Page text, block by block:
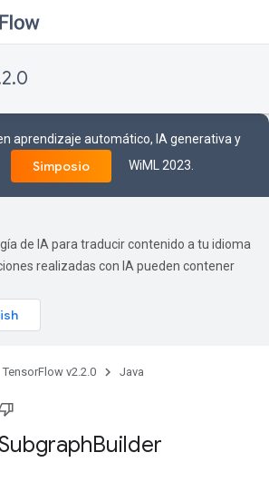
aprendizaje automático, IA generativa y
Simposio WiML 2023.
de IA para traducir contenido a tu idioma
realizadas con IA pueden contener
TensorFlow v2.2.0 Java
Builder